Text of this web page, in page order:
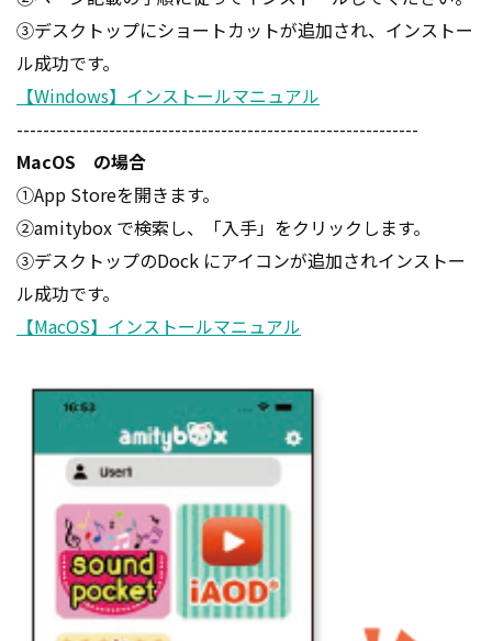
③デスクトップにショートカットが追加され、インストー
ル成功です。
【Windows】インストールマニュアル
-------------------------------------------------------------
MacOS の場合
①App Storeを開きます。
②amitybox で検索し、「入手」をクリックします。
③デスクトップのDock にアイコンが追加されインストー
ル成功です。
【MacOS】インストールマニュアル